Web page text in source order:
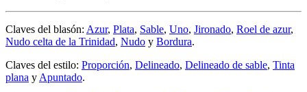
Claves del blasón: Azur, Plata, Sable, Uno, Jironado, Roel de azur,
Nudo celta de la Trinidad, Nudo y Bordura.
Claves del estilo: Proporción, Delineado, Delineado de sable, Tinta
plana y Apuntado.